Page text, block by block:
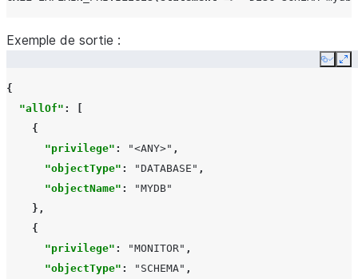
Exemple de sortie :
Copy
{
"allOf" :
{
"privilege" : "<ANY>" ,
"objectType" : "DATABASE" ,
"objectName" :
"MYDB"
},
{
"privilege" : "MONITOR" ,
"objectType" : "SCHEMA" ,